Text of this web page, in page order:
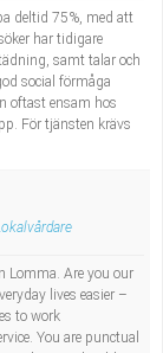
deltid 75%, med att
har tidigare
samt talar och
social förmåga
oftast ensam hos
För tjänsten krävs
Lomma. Are you our
lives easier –
to work
You are punctual